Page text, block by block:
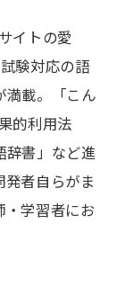
イトの愛
験対応の語
満載。「こん
的利用法
辞書」など進
者自らがま
・学習者にお